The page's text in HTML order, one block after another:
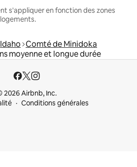
s'appliquer en fonction des zones
Idaho Comté de Minidoka
moyenne et longue durée
2026 Airbnb, Inc.
Conditions générales